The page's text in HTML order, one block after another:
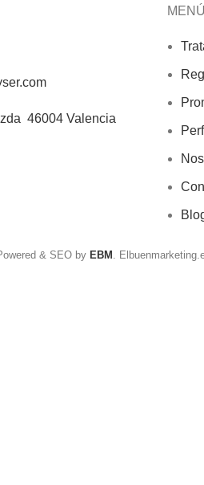
46004 Valencia
MENÚ
& SEO by EBM .